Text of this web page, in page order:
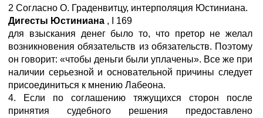
2 Согласно О. Граденвитцу, интерполяция Юстиниана.
Дигесты Юстиниана ,
169
для взыскания денег было то, что претор не желал
возникновения обязательств из обязательств. Поэтому
он говорит: «чтобы деньги были уплачены». Все же при
наличии серьезной и основательной причины следует
присоединиться к мнению Лабеона.
4. Если по соглашению тяжущихся сторон после
принятия судебного решения предоставлено